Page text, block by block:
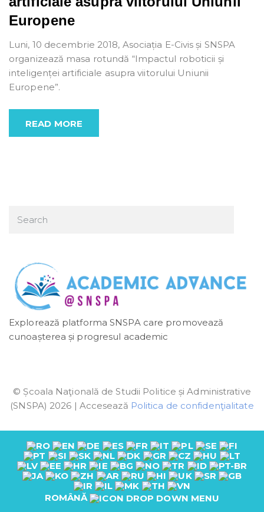
Europene
Luni, 10 decembrie 2018, Asociația E-Civis și SNSPA
organizează masa rotundă “Impactul roboticii și
inteligenței artificiale asupra viitorului Uniunii
Europene”.
READ MORE
Explorează platforma SNSPA care promovează
cunoașterea și progresul academic
© Școala Naţională de Studii Politice și Administrative
(SNSPA) 2026 | Accesează Politica de confidenţialitate
ROMÂNĂ